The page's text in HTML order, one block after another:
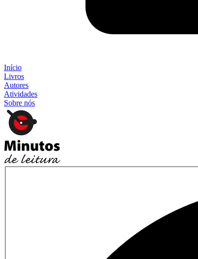
Início
Livros
Autores
Atividades
Sobre nós